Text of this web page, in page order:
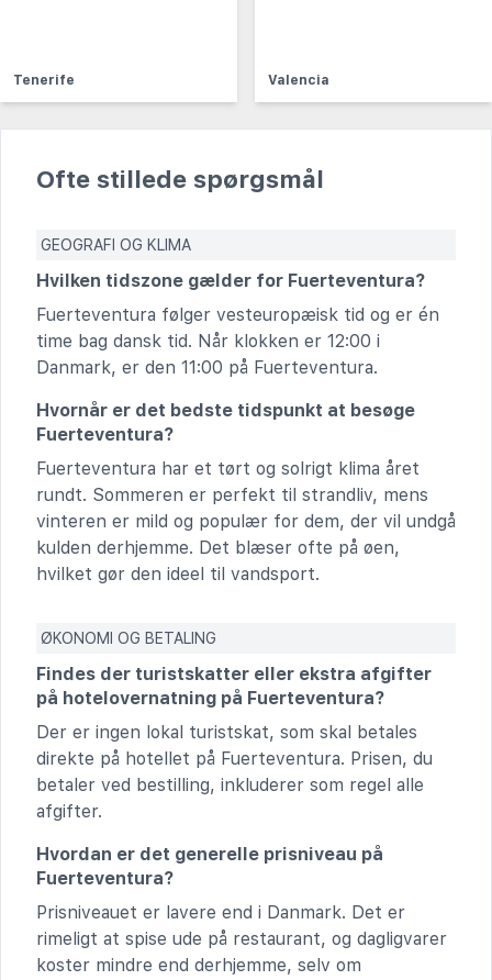
Tenerife Valencia
Ofte stillede spørgsmål
GEOGRAFI OG KLIMA
Hvilken tidszone gælder for Fuerteventura?
Fuerteventura følger vesteuropæisk tid og er én
time bag dansk tid. Når klokken er 12:00 i
Danmark, er den 11:00 på Fuerteventura.
Hvornår er det bedste tidspunkt at besøge
Fuerteventura?
Fuerteventura har et tørt og solrigt klima året
rundt. Sommeren er perfekt til strandliv, mens
vinteren er mild og populær for dem, der vil undgå
kulden derhjemme. Det blæser ofte på øen,
hvilket gør den ideel til vandsport.
ØKONOMI OG BETALING
Findes der turistskatter eller ekstra afgifter
på hotelovernatning på Fuerteventura?
Der er ingen lokal turistskat, som skal betales
direkte på hotellet på Fuerteventura. Prisen, du
betaler ved bestilling, inkluderer som regel alle
afgifter.
Hvordan er det generelle prisniveau på
Fuerteventura?
Prisniveauet er lavere end i Danmark. Det er
rimeligt at spise ude på restaurant, og dagligvarer
koster mindre end derhjemme, selv om